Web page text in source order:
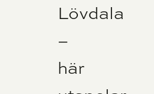
Lövdala
–
här